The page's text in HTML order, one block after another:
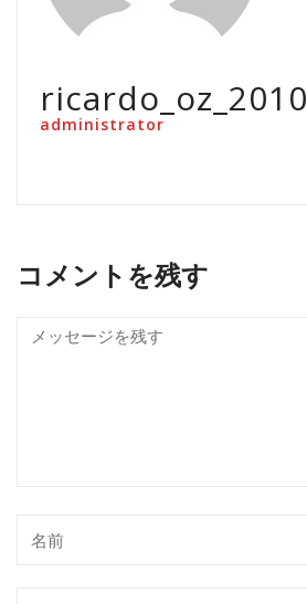
ricardo_oz_2010
administrator
コメントを残す